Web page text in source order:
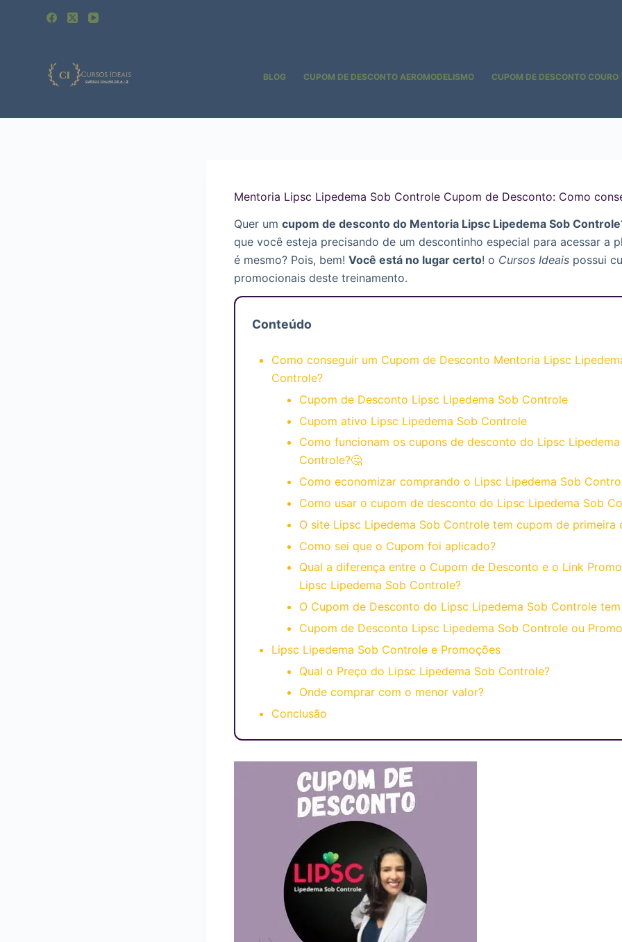
BLOG CUPOM DE DESCONTO AEROMODELISMO CUPOM DE DESCONTO COURO
Mentoria Lipsc Lipedema Sob Controle Cupom de Desconto: Como
Quer um cupom de desconto do Mentoria Lipsc Lipedema Sob Controle
que você esteja precisando de um descontinho especial para acessar a
é mesmo? Pois, bem! Você está no lugar certo! o Cursos Ideais possui
promocionais deste treinamento.
Conteúdo
Como conseguir um Cupom de Desconto Mentoria Lipsc
Controle?
Cupom de Desconto Lipsc Lipedema Sob Controle
Cupom ativo Lipsc Lipedema Sob Controle
Como funcionam os cupons de desconto do Lipsc
Controle?🤔
Como economizar comprando o Lipsc Lipedema Sob
Como usar o cupom de desconto do Lipsc Lipedema Sob
O site Lipsc Lipedema Sob Controle tem cupom de primeira
Como sei que o Cupom foi aplicado?
Qual a diferença entre o Cupom de Desconto e o Link
Lipsc Lipedema Sob Controle?
O Cupom de Desconto do Lipsc Lipedema Sob Controle
Cupom de Desconto Lipsc Lipedema Sob Controle ou
Lipsc Lipedema Sob Controle e Promoções
Qual o Preço do Lipsc Lipedema Sob Controle?
Onde comprar com o menor valor?
Conclusão